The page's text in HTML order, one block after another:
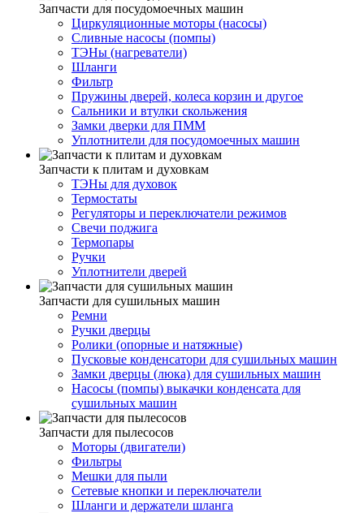
Запчасти для посудомоечных машин
Циркуляционные моторы (насосы)
Сливные насосы (помпы)
ТЭНы (нагреватели)
Шланги
Фильтр
Пружины дверей, колеса корзин и другое
Сальники и втулки скольжения
Замки дверки для ПММ
Уплотнители для посудомоечных машин
Запчасти к плитам и духовкам
ТЭНы для духовок
Термостаты
Регуляторы и переключатели режимов
Свечи поджига
Термопары
Ручки
Уплотнители дверей
Запчасти для сушильных машин
Ремни
Ручки дверцы
Ролики (опорные и натяжные)
Пусковые конденсатори для сушильных машин
Замки дверцы (люка) для сушильных машин
Насосы (помпы) выкачки конденсата для
сушильных машин
Запчасти для пылесосов
Моторы (двигатели)
Фильтры
Мешки для пыли
Сетевые кнопки и переключатели
Шланги и держатели шланга